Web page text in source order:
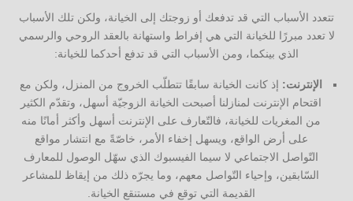
تتعدد الأسباب التي قد تدفعك أو زوجتك إلى الخيانة، ولكن تلك الأسباب
لا تعدد مبررًا للخيانة التي هي إفراط واستهانة بالعقد الروحي والرسمي
الذي بينكما، ومن الأسباب التي قد تدفع أحدكما للخيانة:
الإنترنت: إذ كانت الخيانة سابقًا تتطلّب الخروج من المنزل، ولكن مع
اقتحام الإنترنت لمنازلنا أصبحت الخيانة الزوجيّة أسهل، وتقدّم الكثير
من المغريات للخيانة، فالتّعارف على الإنترنت أسهل وأكثر أمانًا منه
على أرض الواقع، ويسهل إخفاء الأمر، خاصّةً مع انتشار مواقع
التّواصل الاجتماعي لا سيما الفيسبوك الذي سهّل الوصول للمعارف
السّابقين، وإحياء التّواصل معهم، وما يجرّه ذلك من إيقاظ للمشاعر
القديمة التي توقع في مستنقع الخيانة.